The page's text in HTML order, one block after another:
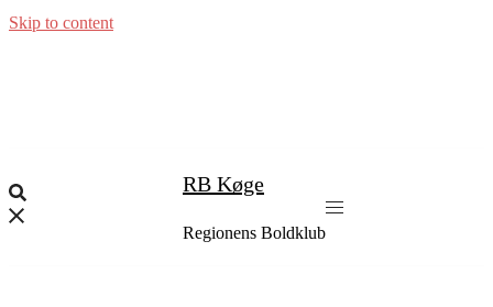
Skip to content
RB Køge
Regionens Boldklub